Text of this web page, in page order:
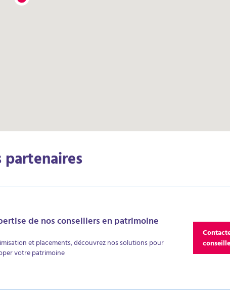
partenaires
de nos conseillers en patrimoine
et placements, découvrez nos solutions pour
votre patrimoine